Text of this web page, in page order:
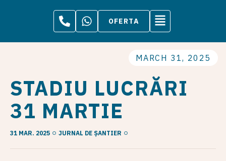
OFERTA
MARCH 31, 2025
STADIU LUCRĂRI
31 MARTIE
31 MAR. 2025 JURNAL DE ȘANTIER